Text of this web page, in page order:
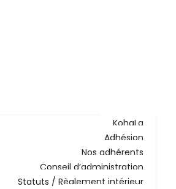
KohaLa
Adhésion
Nos adhérents
Conseil d’administration
Statuts / Règlement intérieur